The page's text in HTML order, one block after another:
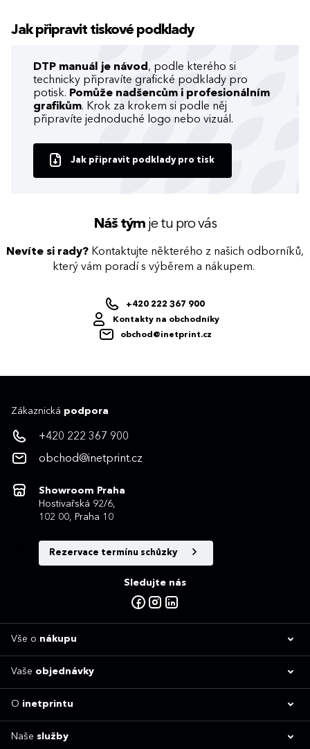
Jak připravit tiskové podklady
DTP manuál je návod , podle kterého si
technicky připravíte grafické podklady pro
potisk. Pomůže nadšencům i profesionálním
grafikům. Krok za krokem si podle něj
připravíte jednoduché logo nebo vizuál.
Jak připravit podklady pro tisk
Náš týmje tu pro vás
Nevíte si rady? Kontaktujte některého z našich odborníků,
který vám poradí s výběrem a nákupem.
+420 222 367 900
Kontakty na obchodníky
obchod@inetprint.cz
Zákaznická podpora
+420 222 367 900
obchod@inetprint.cz
Showroom Praha
Hostivařská 92/6,
102 00, Praha 10
Rezervace termínu schůzky
Sledujte nás
Vše o nákupu
Vaše objednávky
O inetprintu
Naše služby